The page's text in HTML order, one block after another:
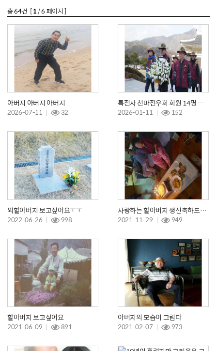
총64건 [1/ 6 페이지 ]
아버지 아버지 아버지
2026-07-11 32
특전사 천마전우회 회원 14명 신년참배 다녀왔습니다.
2026-01-11 152
외할아버지 보고싶어요ㅜㅜ
2022-06-26 998
사랑하는 할아버지 생신축하드려요
2021-11-29 949
할아버지 보고싶어요
2021-06-09 891
아버지의 모습이 그립다
2021-02-07 973